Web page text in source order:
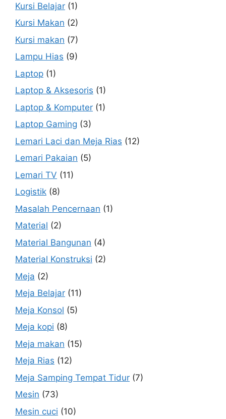
Kursi Belajar (1)
Kursi Makan (2)
Kursi makan (7)
Lampu Hias (9)
Laptop (1)
Laptop & Aksesoris (1)
Laptop & Komputer (1)
Laptop Gaming (3)
Lemari Laci dan Meja Rias (12)
Lemari Pakaian (5)
Lemari TV (11)
Logistik (8)
Masalah Pencernaan (1)
Material (2)
Material Bangunan (4)
Material Konstruksi (2)
Meja (2)
Meja Belajar (11)
Meja Konsol (5)
Meja kopi (8)
Meja makan (15)
Meja Rias (12)
Meja Samping Tempat Tidur (7)
Mesin (73)
Mesin cuci (10)